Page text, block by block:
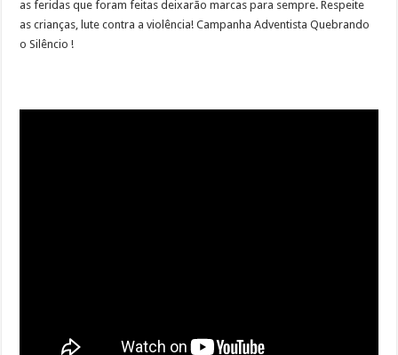
as feridas que foram feitas deixarão marcas para sempre. Respeite
as crianças, lute contra a violência! Campanha Adventista Quebrando
o Silêncio !